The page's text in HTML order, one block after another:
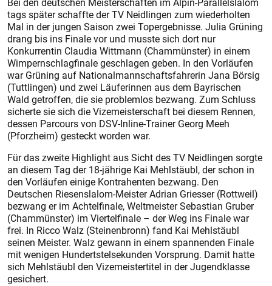
tags später schaffte der TV Neidlingen zum wiederholten
Mal in der jungen Saison zwei Topergebnisse. Julia Grüning
drang bis ins Finale vor und musste sich dort nur
Konkurrentin Claudia Wittmann (Chammünster) in einem
Wimpernschlagfinale geschlagen geben. In den Vorläufen
war Grüning auf Nationalmannschaftsfahrerin Jana Börsig
(Tuttlingen) und zwei Läuferinnen aus dem Bayrischen
Wald getroffen, die sie problemlos bezwang. Zum Schluss
sicherte sie sich die Vizemeisterschaft bei diesem Rennen,
dessen Parcours von DSV-Inline-Trainer Georg Meeh
(Pforzheim) gesteckt worden war.
Für das zweite Highlight aus Sicht des TV Neidlingen sorgte
an diesem Tag der 18-jährige Kai Mehlstäubl, der schon in
den Vorläufen einige Kontrahenten bezwang. Den
Deutschen Riesenslalom-Meis­ter Adrian Griesser (Rottweil)
bezwang er im Achtelfinale, Weltmeister Sebastian Gruber
(Chammünster) im Viertelfinale – der Weg ins Finale war
frei. In Ricco Walz (Steinenbronn) fand Kai Mehlstäubl
seinen Meister. Walz gewann in einem spannenden Finale
mit wenigen Hundertstelsekunden Vorsprung. Damit hatte
sich Mehlstäubl den Vizemeistertitel in der Jugendklasse
gesichert.